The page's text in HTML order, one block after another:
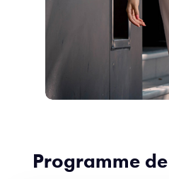
Programme